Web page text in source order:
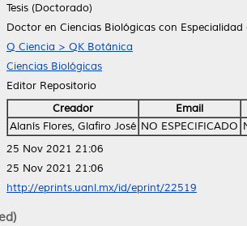
Tesis (Doctorado)
Doctor en Ciencias Biológicas con
Q Ciencia > QK Botánica
Ciencias Biológicas
Editor Repositorio
Creador
Email
Alanís Flores, Glafiro José NO ESPECIFICADO
25 Nov 2021 21:06
25 Nov 2021 21:06
http://eprints.uanl.mx/id/eprint/22519